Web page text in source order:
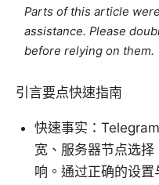
Parts of this article
assistance. Please
before relying on them.
引言要点快速指南
快速事实：
宽、服务器节点选
响。通过正确的设